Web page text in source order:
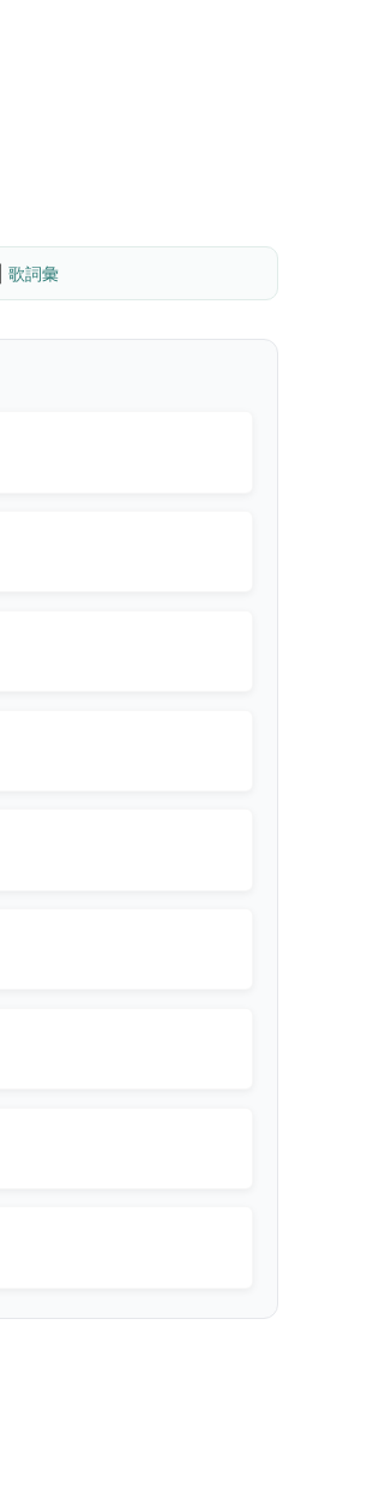
歌詞彙